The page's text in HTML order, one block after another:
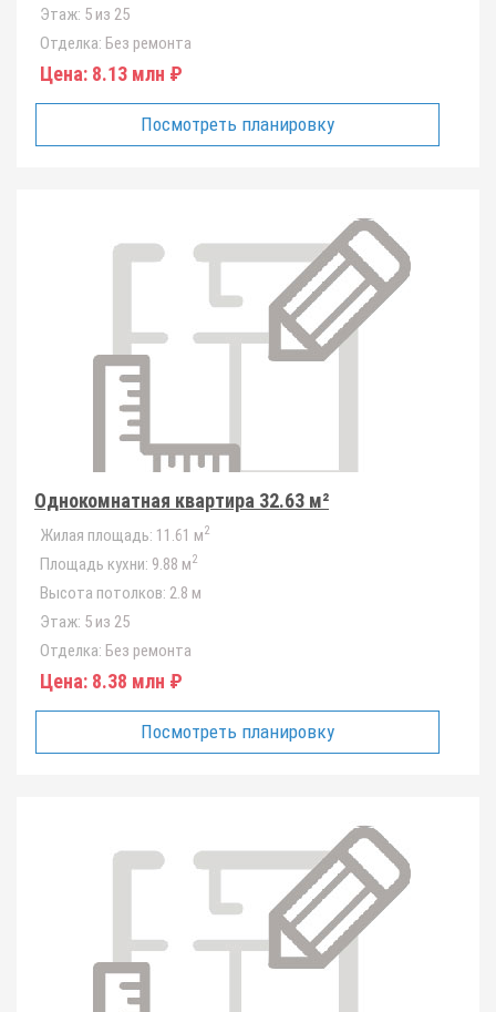
Этаж: 5 из 25
Отделка: Без ремонта
Цена: 8.13 млн ₽
Посмотреть планировку
Однокомнатная квартира 32.63 м²
Жилая площадь: 11.61 м2
Площадь кухни: 9.88 м2
Высота потолков: 2.8 м
Этаж: 5 из 25
Отделка: Без ремонта
Цена: 8.38 млн ₽
Посмотреть планировку